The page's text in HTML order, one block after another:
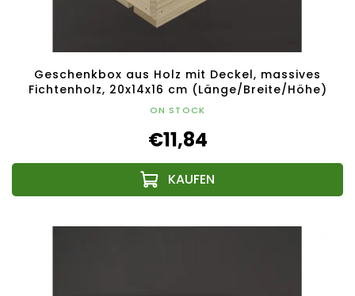
Geschenkbox aus Holz mit Deckel, massives
Fichtenholz, 20x14x16 cm (Länge/Breite/Höhe)
ON STOCK
€11,84